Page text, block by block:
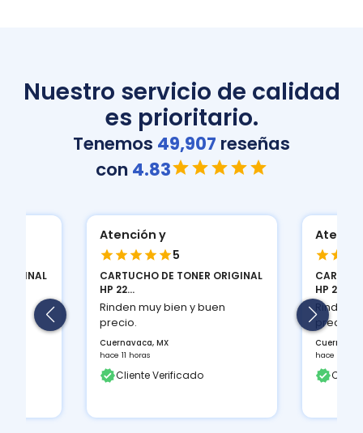
Nuestro servicio de calidad
es prioritario.
Tenemos 49,907 reseñas
con 4.83
Atención y
5
CARTUCHO DE TONER ORIGINAL
HP 22...
Rinden muy bien y buen
precio.
Cuernavaca, MX
hace 11 horas
Cliente Verificado
HP 22...
Rinden
precio.
hace 11